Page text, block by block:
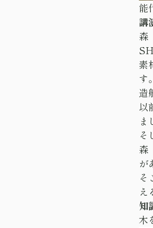
能
講
森
素
す。
造
以
ま
そ
森
が
そ
え
知
木